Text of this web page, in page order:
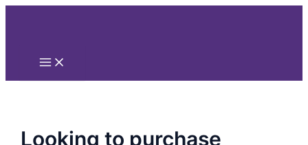
Nhảy
Main
Looking to purchase